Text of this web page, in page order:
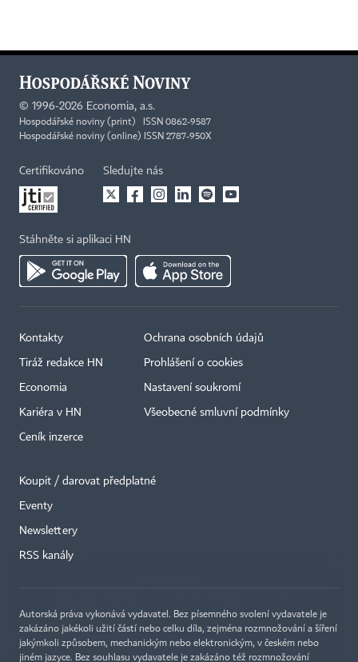
© 1996-2026 Economia, a.s.
Hospodářské noviny (print) ISSN 0862-9587
Hospodářské noviny (online) ISSN 2787-950X
Certifikováno Sledujte nás
Stáhněte si aplikaci HN
Kontakty
Tiráž redakce HN
Economia
Kariéra v HN
Ceník inzerce
Ochrana osobních údajů
Prohlášení o cookies
Nastavení soukromí
Všeobecné smluvní podmínky
Koupit / darovat předplatné
Eventy
Newslettery
RSS kanály
Autorská práva vykonává vydavatel. Bez písemného svolení vydavatele je
zakázáno jakékoli užití částí nebo celku díla, zejména rozmnožování a šíření
jakýmkoli způsobem, mechanickým nebo elektronickým, v českém nebo
jiném jazyce. Bez souhlasu vydavatele je zakázáno též rozmnožování